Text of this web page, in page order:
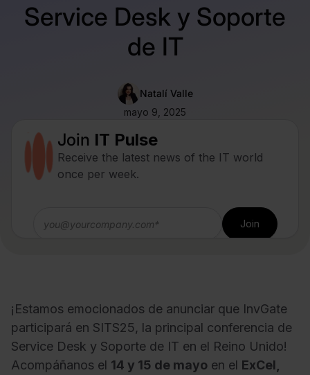
Service Desk y Soporte
de IT
Natalí Valle
mayo 9, 2025
Join IT Pulse
Receive the latest news of the IT world
once per week.
¡Estamos emocionados de anunciar que InvGate
participará en SITS25, la principal conferencia de
Service Desk y Soporte de IT en el Reino Unido!
Acompáñanos el 14 y 15 de mayo en el ExCel,